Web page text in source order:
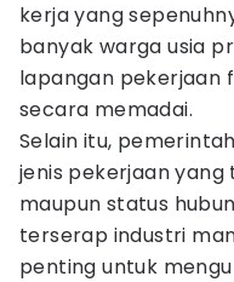
kerja yang
banyak warga usia
lapangan pekerjaan
secara memadai.
Selain itu,
jenis pekerjaan
maupun status
terserap industri
penting untuk